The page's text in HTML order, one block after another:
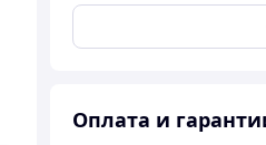
Оплата и